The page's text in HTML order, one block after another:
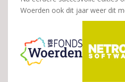
Woerden ook dit jaar weer dit